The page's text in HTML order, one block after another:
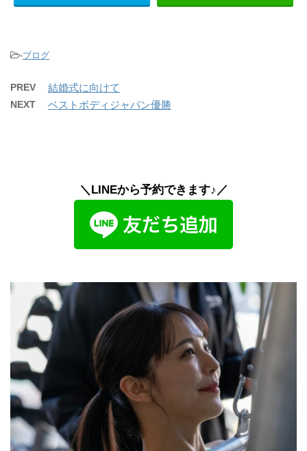
-ブログ
PREV 結婚式に向けて
NEXT ベストボディジャパン優勝
＼LINEから予約できます♪／